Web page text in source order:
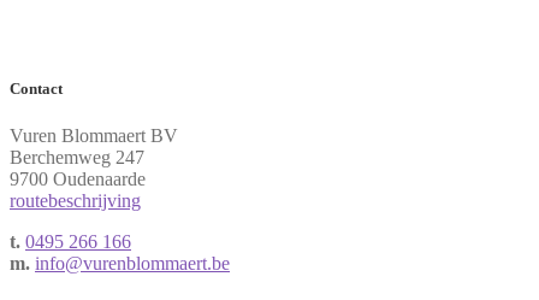
Contact
Vuren Blommaert BV
Berchemweg 247
9700 Oudenaarde
routebeschrijving
t. 0495 266 166
m. info@vurenblommaert.be